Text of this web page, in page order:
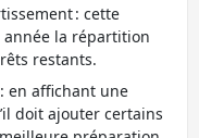
: cette
la répartition
restants.
en affichant une
doit ajouter certains